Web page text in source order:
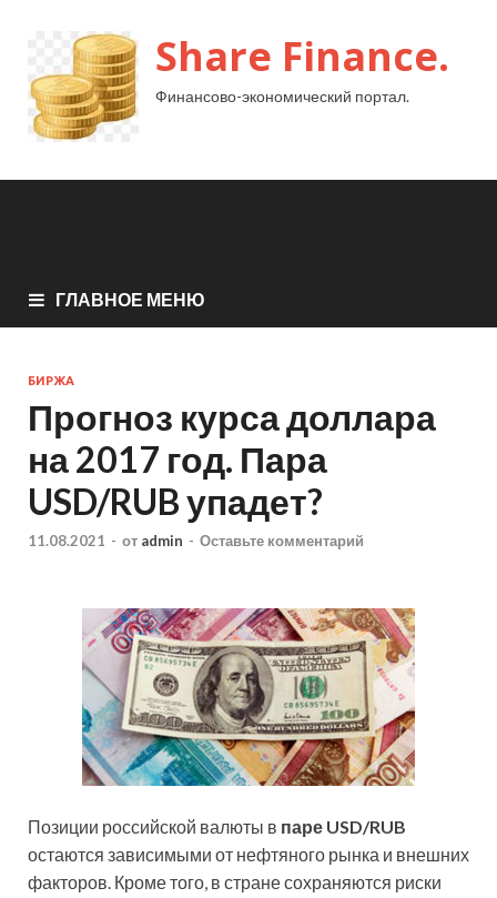
Share Finance.
Финансово-экономический портал.
ГЛАВНОЕ МЕНЮ
БИРЖА
Прогноз курса доллара
на 2017 год. Пара
USD/RUB упадет?
11.08.2021 - от admin - Оставьте комментарий
Позиции российской валюты в паре USD/RUB
остаются зависимыми от нефтяного рынка и внешних
факторов. Кроме того, в стране сохраняются риски